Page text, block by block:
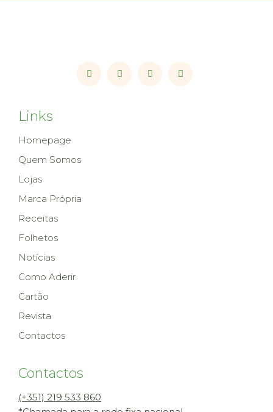
Links
Homepage
Quem Somos
Lojas
Marca Própria
Receitas
Folhetos
Notícias
Como Aderir
Cartão
Revista
Contactos
Contactos
(+351) 219 533 860